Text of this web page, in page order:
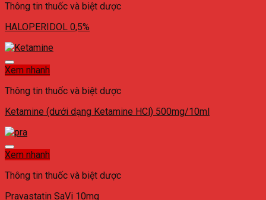
Thông tin thuốc và biệt dược
HALOPERIDOL 0,5%
Xem nhanh
Thông tin thuốc và biệt dược
Ketamine (dưới dạng Ketamine HCl) 500mg/10ml
Xem nhanh
Thông tin thuốc và biệt dược
Pravastatin SaVi 10mg